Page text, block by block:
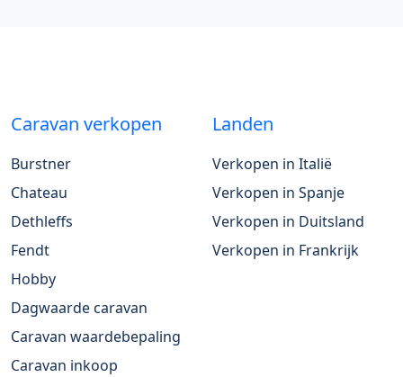
Caravan verkopen
Burstner
Chateau
Dethleffs
Fendt
Hobby
Dagwaarde caravan
Caravan waardebepaling
Caravan inkoop
Landen
Verkopen in Italië
Verkopen in Spanje
Verkopen in Duitsland
Verkopen in Frankrijk